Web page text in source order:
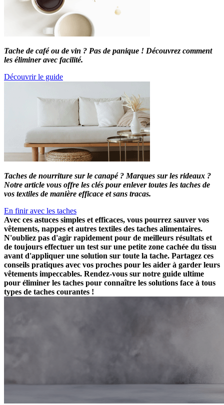
Tache de café ou de vin ? Pas de panique ! Découvrez comment
les éliminer avec facilité.
Découvrir le guide
Taches de nourriture sur le canapé ? Marques sur les rideaux ?
Notre article vous offre les clés pour enlever toutes les taches de
vos textiles de manière efficace et sans tracas.
En finir avec les taches
Avec ces astuces simples et efficaces, vous pourrez sauver vos
vêtements, nappes et autres textiles des taches alimentaires.
N'oubliez pas d'agir rapidement pour de meilleurs résultats et
de toujours effectuer un test sur une petite zone cachée du tissu
avant d'appliquer une solution sur toute la tache. Partagez ces
conseils pratiques avec vos proches pour les aider à garder leurs
vêtements impeccables. Rendez-vous sur notre guide ultime
pour éliminer les taches pour connaître les solutions face à tous
types de taches courantes !